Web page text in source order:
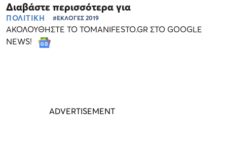
Διαβάστε περισσότερα για
ΠΟΛΙΤΙΚΗ #ΕΚΛΟΓΕΣ 2019
ΑΚΟΛΟΥΘΗΣΤΕ ΤΟ TOMANIFESTO.GR ΣΤΟ GOOGLE
NEWS!